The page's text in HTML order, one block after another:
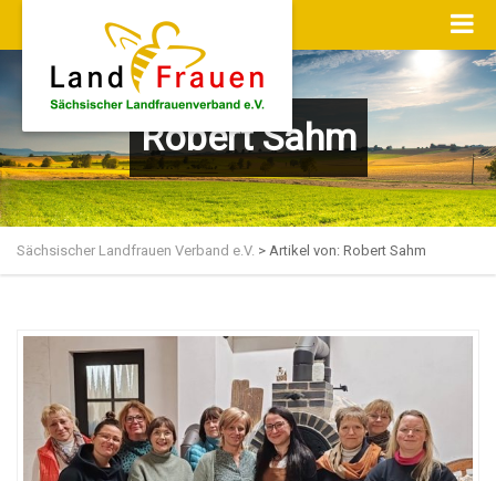
Robert Sahm
Sächsischer Landfrauen Verband e.V. > Artikel von: Robert Sahm